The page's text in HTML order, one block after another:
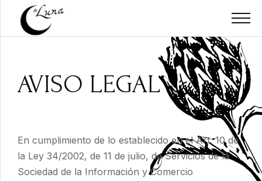
AVISO LEGAL
En cumplimiento de lo establecido en el Art. 10 de
la Ley 34/2002, de 11 de julio, de Servicios de la
Sociedad de la Información y Comercio